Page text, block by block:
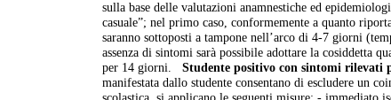
sulla base delle valutazioni anamnestiche ed
casuale”; nel primo caso, conformemente a quanto
saranno sottoposti a tampone nell’arco di 4-7 giorni
assenza di sintomi sarà possibile adottare la cosiddetta
per 14 giorni.Studente positivo con sintomi rilevati
manifestata dallo studente consentano di escludere un